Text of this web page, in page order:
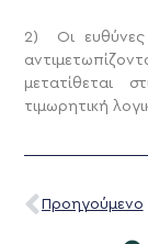
2) Οι ευθύνες
μετατίθεται
τιμωρητική
Προηγούμενο